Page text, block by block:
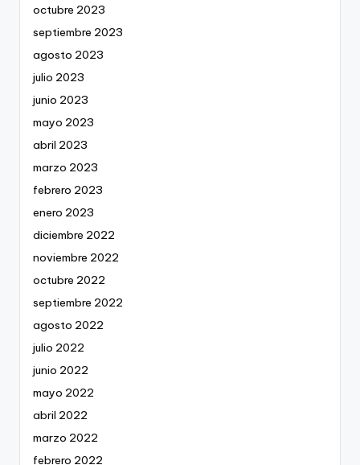
octubre 2023
septiembre 2023
agosto 2023
julio 2023
junio 2023
mayo 2023
abril 2023
marzo 2023
febrero 2023
enero 2023
diciembre 2022
noviembre 2022
octubre 2022
septiembre 2022
agosto 2022
julio 2022
junio 2022
mayo 2022
abril 2022
marzo 2022
febrero 2022